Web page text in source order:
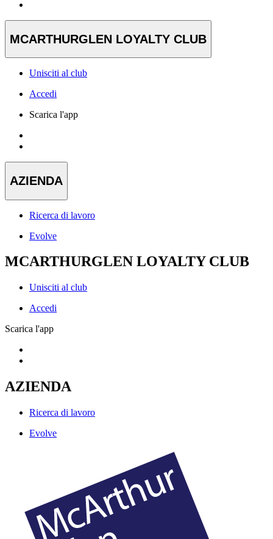
MCARTHURGLEN LOYALTY CLUB
Unisciti al club
Accedi
Scarica l'app
AZIENDA
Ricerca di lavoro
Evolve
MCARTHURGLEN LOYALTY CLUB
Unisciti al club
Accedi
Scarica l'app
AZIENDA
Ricerca di lavoro
Evolve